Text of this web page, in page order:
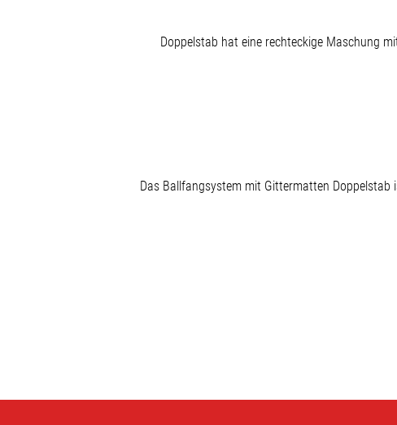
Doppelstab hat eine rechteckige Maschung
Das Ballfangsystem mit Gittermatten Doppelstab